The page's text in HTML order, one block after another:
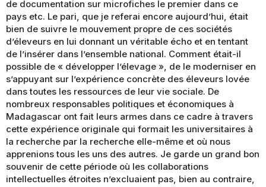
de documentation sur microfiches le premier dans ce
pays etc. Le pari, que je referai encore aujourd’hui, était
bien de suivre le mouvement propre de ces sociétés
d’éleveurs en lui donnant un véritable écho et en tentant
de l’insérer dans l’ensemble national. Comment était-il
possible de « développer l’élevage », de le moderniser en
s’appuyant sur l’expérience concrète des éleveurs lovée
dans toutes les ressources de leur vie sociale. De
nombreux responsables politiques et économiques à
Madagascar ont fait leurs armes dans ce cadre à travers
cette expérience originale qui formait les universitaires à
la recherche par la recherche elle-même et où nous
apprenions tous les uns des autres. Je garde un grand bon
souvenir de cette période où les collaborations
intellectuelles étroites n’excluaient pas, bien au contraire,